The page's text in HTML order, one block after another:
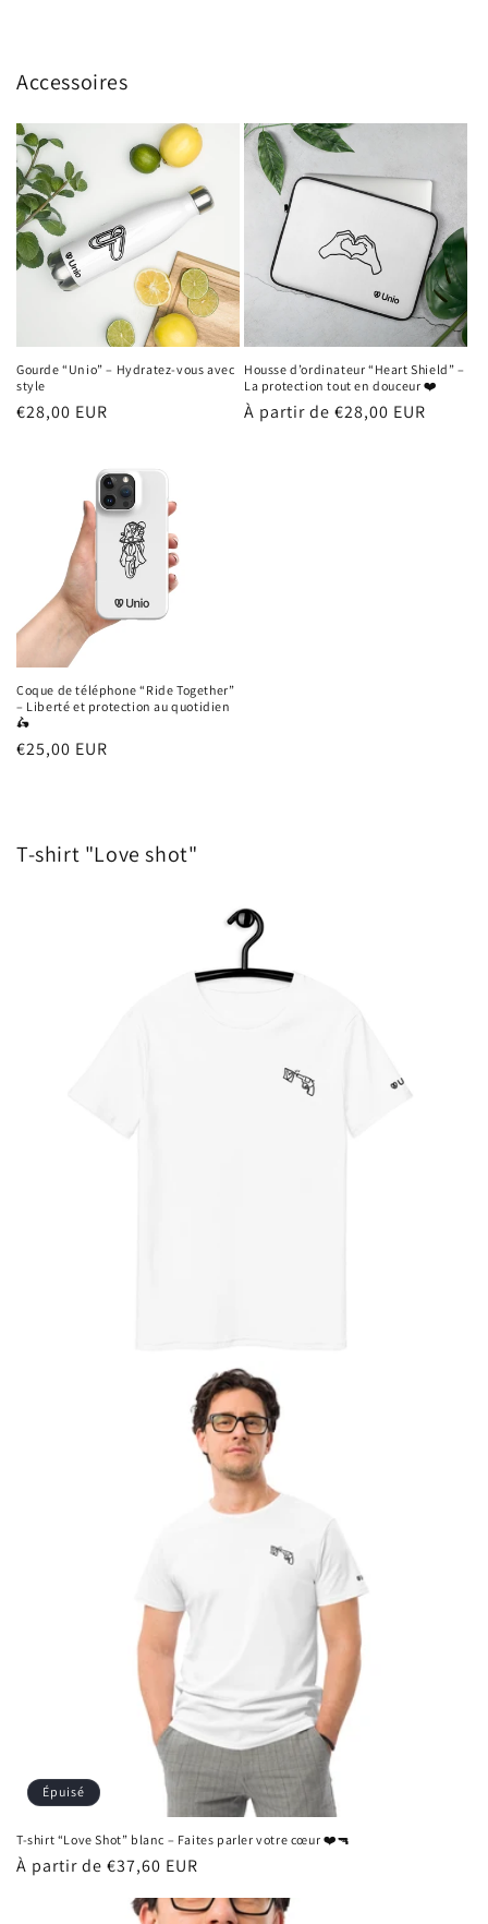
Accessoires
Gourde “Unio” – Hydratez-vous avec
style
Prix
€28,00 EUR
Housse d’ordinateur “Heart Shield” –
La protection tout en douceur ❤️
Prix
À partir de €28,00 EUR
Coque de téléphone “Ride Together”
– Liberté et protection au quotidien
🛵
Prix
€25,00 EUR
T-shirt "Love shot"
Épuisé
T-shirt “Love Shot” blanc – Faites parler votre cœur ❤️🔫
Prix
À partir de €37,60 EUR